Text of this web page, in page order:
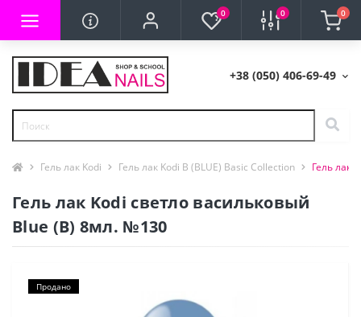
0 0 0
+38 (050) 406-69-49
Гель лак Kodi Гель лак Kodi B (BLUE) Basic Collection Гель лак
Гель лак Kodi светло васильковый
Blue (B) 8мл. №130
Продано